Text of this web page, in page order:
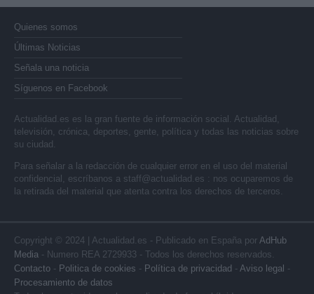
Quienes somos
Últimas Noticias
Señala una noticia
Síguenos en Facebook
Actualidad.es es la gran fuente de información social. Actualidad,
televisión, crónica, deportes, gente, política y todas las noticias sobre
su ciudad.
Para señalar a la redacción de cualquier error en el uso del material
confidencial, escríbanos a staff@actualidad.es : nos ocuparemos de
la retirada del material que atenta contra los derechos de terceros.
Copyright © 2024 | Actualidad.es - Publicado en España por AdHub
Media - Numero REA 2729933 - Todos los derechos reservados.
Contacto - Politica de cookies - Política de privacidad - Aviso legal -
Procesamiento de datos